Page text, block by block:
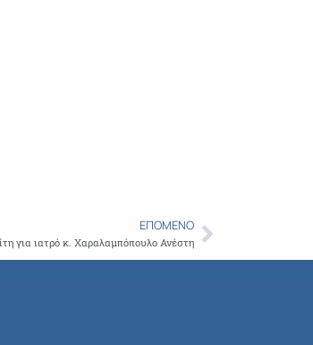
ΕΠΌΜΕΝΟ
για ιατρό κ. Χαραλαμπόπουλο ΑνέστηNext